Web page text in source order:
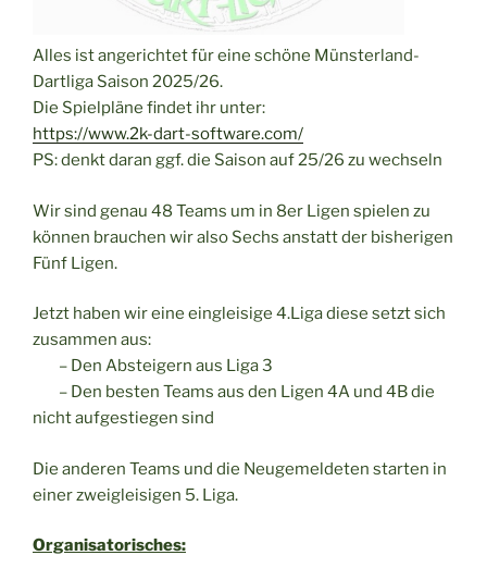
Alles ist angerichtet für eine schöne Münsterland-
Dartliga Saison 2025/26.
Die Spielpläne findet ihr unter:
https://www.2k-dart-software.com/
PS: denkt daran ggf. die Saison auf 25/26 zu wechseln
Wir sind genau 48 Teams um in 8er Ligen spielen zu
können brauchen wir also Sechs anstatt der bisherigen
Fünf Ligen.
Jetzt haben wir eine eingleisige 4.Liga diese setzt sich
zusammen aus:
– Den Absteigern aus Liga 3
– Den besten Teams aus den Ligen 4A und 4B die
nicht aufgestiegen sind
Die anderen Teams und die Neugemeldeten starten in
einer zweigleisigen 5. Liga.
Organisatorisches: